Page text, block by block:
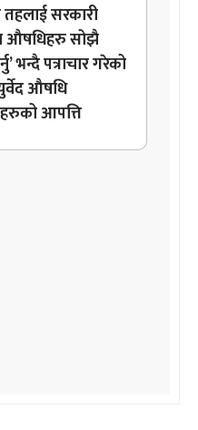
तहलाई सरकारी
औषधिहरु सोझै
भन्दै पत्राचार गरेको
औषधि
आपत्ति